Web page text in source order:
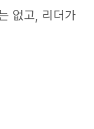
없고, 리더가